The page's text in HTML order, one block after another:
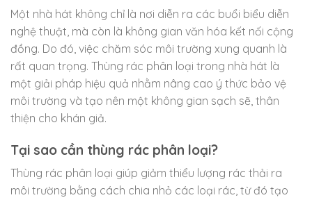
Một nhà hát không chỉ là nơi diễn ra các buổi biểu diễn
nghệ thuật, mà còn là không gian văn hóa kết nối cộng
đồng. Do đó, việc chăm sóc môi trường xung quanh là
rất quan trọng. Thùng rác phân loại trong nhà hát là
một giải pháp hiệu quả nhằm nâng cao ý thức bảo vệ
môi trường và tạo nên một không gian sạch sẽ, thân
thiện cho khán giả.
Tại sao cần thùng rác phân loại?
Thùng rác phân loại giúp giảm thiểu lượng rác thải ra
môi trường bằng cách chia nhỏ các loại rác, từ đó tạo